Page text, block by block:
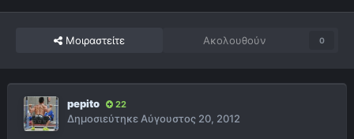
Μοιραστείτε Ακολουθούν 0
pepito 22
ΔημοσιεύτηκεΑύγουστος 20, 2012